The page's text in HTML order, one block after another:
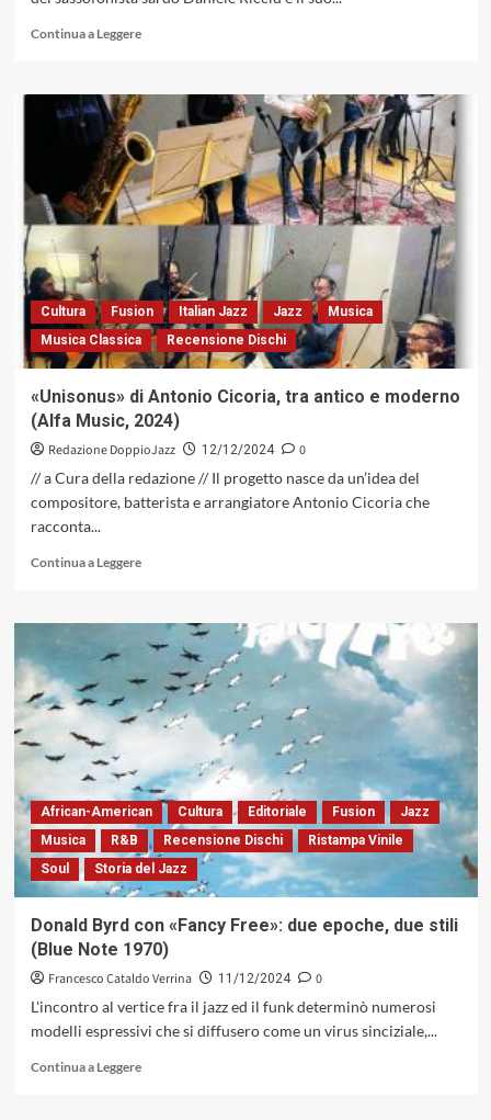
Continua a LeggereLeggi
su
“Fiori
e
Tempeste”,
il
nuovo
progetto
Daniele
Ricciu
e
del
suo
Danyart
Quartet
(IsulaFactory,
2024)
Cultura Fusion Italian Jazz Jazz
Musica
Musica Classica
Recensione Dischi
«Unisonus» di Antonio Cicoria, tra antico e moderno
(Alfa Music, 2024)
Redazione DoppioJazz 12/12/2024
0
// a Cura della redazione // Il progetto nasce da un’idea del
compositore, batterista e arrangiatore Antonio Cicoria che
racconta...
Continua a LeggereLeggi
su
«Unisonus»
Antonio
Cicoria,
tra
moderno
(Alfa
Music,
2024)
African-American Cultura Editoriale Fusion
Jazz
Musica
R&B Recensione Dischi
Ristampa Vinile
Soul
Storia del Jazz
Donald Byrd con «Fancy Free»: due epoche, due stili
(Blue Note 1970)
Francesco Cataldo Verrina 11/12/2024
0
L'incontro al vertice fra il jazz ed il funk determinò numerosi
modelli espressivi che si diffusero come un virus sinciziale,...
Continua a LeggereLeggi